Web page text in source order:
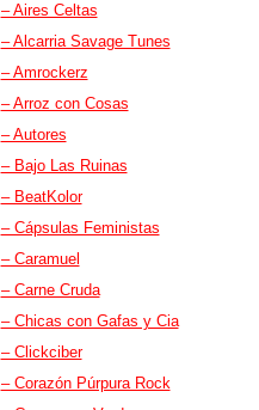
– Aires Celtas
– Alcarria Savage Tunes
– Amrockerz
– Arroz con Cosas
– Autores
– Bajo Las Ruinas
– BeatKolor
– Cápsulas Feministas
– Caramuel
– Carne Cruda
– Chicas con Gafas y Cia
– Clickciber
– Corazón Púrpura Rock